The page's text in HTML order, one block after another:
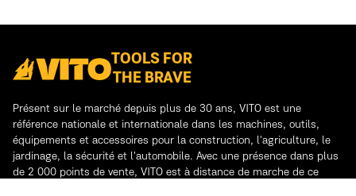
TOOLS FOR
THE BRAVE
Présent sur le marché depuis plus de 30 ans, VITO est une
référence nationale et internationale dans les machines, outils,
équipements et accessoires pour la construction, l'agriculture, le
jardinage, la sécurité et l'automobile. Avec une présence dans plus
de 2 000 points de vente, VITO est à distance de marche de ce